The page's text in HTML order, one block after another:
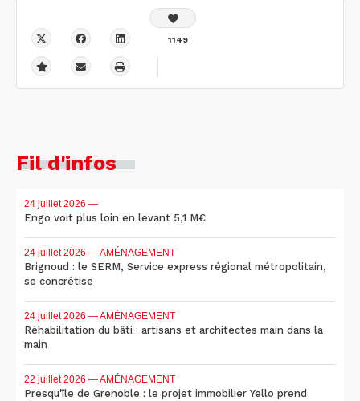
1149
Fil d'infos
24 juillet 2026 —
Engo voit plus loin en levant 5,1 M€
24 juillet 2026 — AMÉNAGEMENT
Brignoud : le SERM, Service express régional métropolitain,
se concrétise
24 juillet 2026 — AMÉNAGEMENT
Réhabilitation du bâti : artisans et architectes main dans la
main
22 juillet 2026 — AMÉNAGEMENT
Presqu'île de Grenoble : le projet immobilier Yello prend